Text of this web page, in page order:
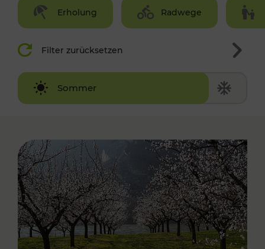
Erholung Radwege
Filter zurücksetzen
Sommer
Winter